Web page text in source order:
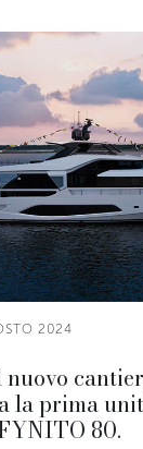
2024
la prima
80.